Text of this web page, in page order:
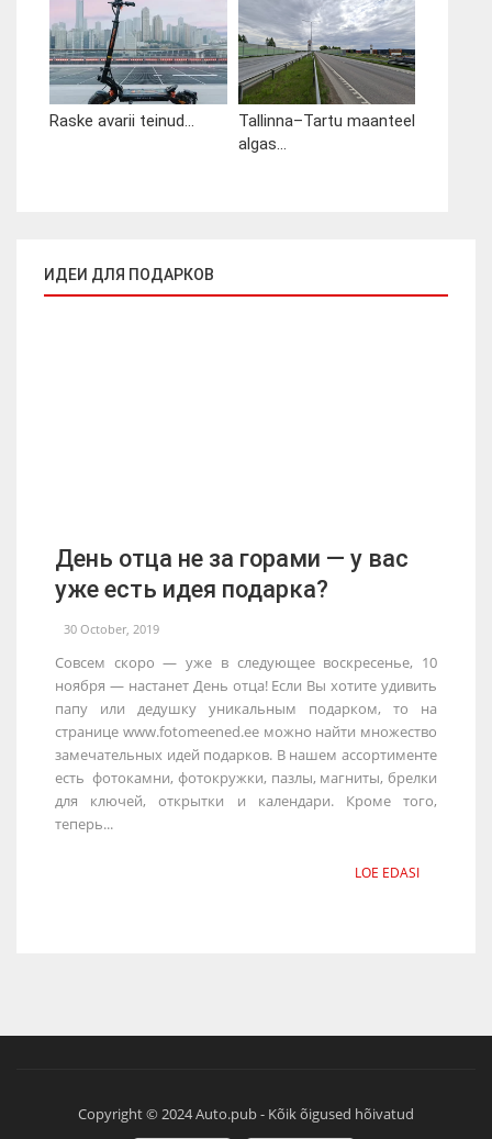
Raske avarii teinud...
Tallinna–Tartu maanteel
algas...
ИДЕИ ДЛЯ ПОДАРКОВ
День отца не за горами — у вас
уже есть идея подарка?
30 October, 2019
Совсем скоро — уже в следующее воскресенье, 10
ноября — настанет День отца! Если Вы хотите удивить
папу или дедушку уникальным подарком, то на
странице www.fotomeened.ee можно найти множество
замечательных идей подарков. В нашем ассортименте
есть фотокамни, фотокружки, пазлы, магниты, брелки
для ключей, открытки и календари. Кроме того,
теперь...
LOE EDASI
Copyright © 2024 Auto.pub - Kõik õigused hõivatud